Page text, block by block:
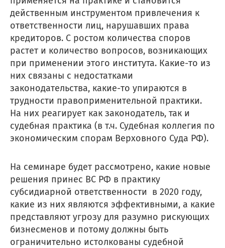
действенным инструментом привлечения к
ответственности лиц, нарушавших права
кредиторов. С ростом количества споров
растет и количество вопросов, возникающих
при применении этого института. Какие-то из
них связаны с недостатками
законодательства, какие-то упираются в
трудности правоприменительной практики.
На них реагирует как законодатель, так и
судебная практика (в т.ч. Судебная коллегия по
экономическим спорам Верховного Суда РФ).
На семинаре будет рассмотрено, какие новые
решения принес ВС РФ в практику
субсидиарной ответственности в 2020 году,
какие из них являются эффективными, а какие
представляют угрозу для разумно рискующих
бизнесменов и потому должны быть
ограничительно истолкованы судебной